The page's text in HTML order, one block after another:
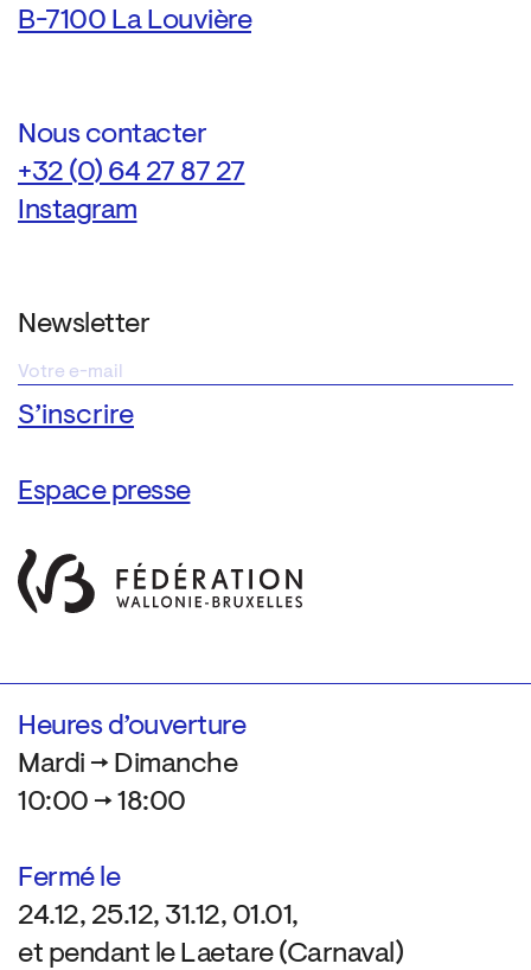
B-7100 La Louvière
Nous contacter
+32 (0) 64 27 87 27
Instagram
Newsletter
Espace presse
Heures d’ouverture
Mardi → Dimanche
10:00 → 18:00
Fermé le
24.12, 25.12, 31.12, 01.01,
et pendant le Laetare (Carnaval)